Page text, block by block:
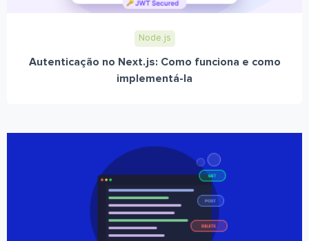
Node.js
Autenticação no Next.js: Como funciona e como
implementá-la